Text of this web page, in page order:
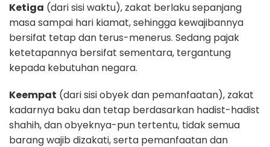
Ketiga (dari sisi waktu), zakat berlaku sepanjang
masa sampai hari kiamat, sehingga kewajibannya
bersifat tetap dan terus-menerus. Sedang pajak
ketetapannya bersifat sementara, tergantung
kepada kebutuhan negara.
Keempat (dari sisi obyek dan pemanfaatan), zakat
kadarnya baku dan tetap berdasarkan hadist-hadist
shahih, dan obyeknya-pun tertentu, tidak semua
barang wajib dizakati, serta pemanfaatan dan